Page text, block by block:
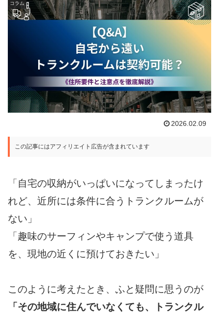
コラム
2026.02.09
この記事にはアフィリエイト広告が含まれています
「自宅の収納がいっぱいになってしまったけ
れど、近所には条件に合うトランクルームが
ない」
「趣味のサーフィンやキャンプで使う道具
を、現地の近くに預けておきたい」
このように考えたとき、ふと疑問に思うのが
「その地域に住んでいなくても、トランクル